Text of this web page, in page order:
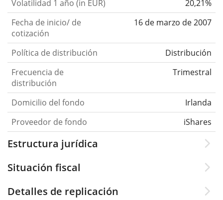
Volatilidad 1 año (in EUR)
20,21%
Fecha de inicio/ de
cotización
16 de marzo de 2007
Política de distribución
Distribución
Frecuencia de
distribución
Trimestral
Domicilio del fondo
Irlanda
Proveedor de fondo
iShares
Estructura jurídica
Situación fiscal
Detalles de replicación